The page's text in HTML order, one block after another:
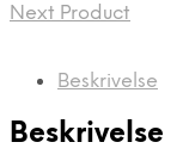
Next Product
Beskrivelse
Beskrivelse